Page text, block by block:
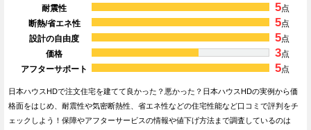
耐震性 5点
断熱/省エネ性
5点
設計の自由度
5点
価格
3点
アフターサポート
5点
日本ハウスHDで注文住宅を建てて良かった？悪かった？日本ハウスHDの実例から価
格面をはじめ、耐震性や気密断熱性、省エネ性などの住宅性能など口コミで評判をチ
ェックしよう！保障やアフターサービスの情報や値下げ方法まで調査しているのは